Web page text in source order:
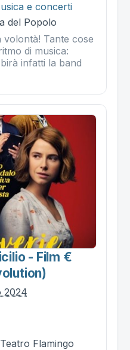
e concerti
del Popolo
volontà! Tante cose
di musica:
infatti la band
- Film €
2024
Flamingo